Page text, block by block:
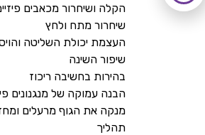
הקלה ושיחרור מכאבים
שיחרור מתח ולחץ
העצמת יכולת השליטה
שיפור השינה
בהירות בחשיבה ריכוז
הבנה עמוקה של מנגנונים
מנקה את הגוף מרעלים
תהליך